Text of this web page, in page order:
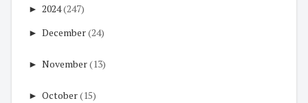
► 2024(247)
► December(24)
► November(13)
► October(15)